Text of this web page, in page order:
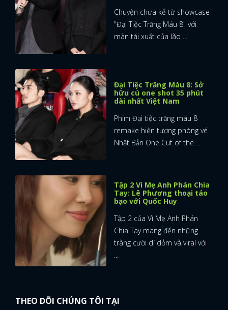
Chuyện chưa kể từ showcase
"Đại Tiệc Trăng Máu 8" với
màn tái xuất của lão ...
Đại Tiệc Trăng Máu 8: Sở
hữu cú one shot 35 phút
dài nhất Việt Nam
Phim Đại tiệc trăng máu 8
remake hiện tượng phòng vé
Nhật Bản One Cut of the ...
Tập 2 Vì Mẹ Anh Phán Chia
Tay: Lê Phương thoại táo
bạo với Quốc Huy
Tập 2 của Vì Mẹ Anh Phán
Chia Tay mang đến những
tràng cười dí dỏm và viral với
THEO DÕI CHÚNG TÔI TẠI